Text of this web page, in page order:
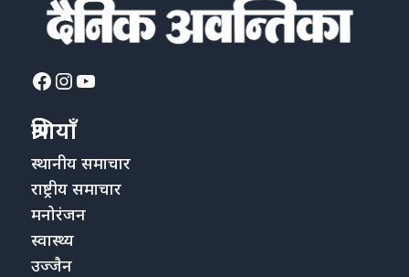
Facebook
Instagram
YouTube
श्रेणियाँ
स्थानीय समाचार
राष्ट्रीय समाचार
मनोरंजन
स्वास्थ्य
उज्जैन